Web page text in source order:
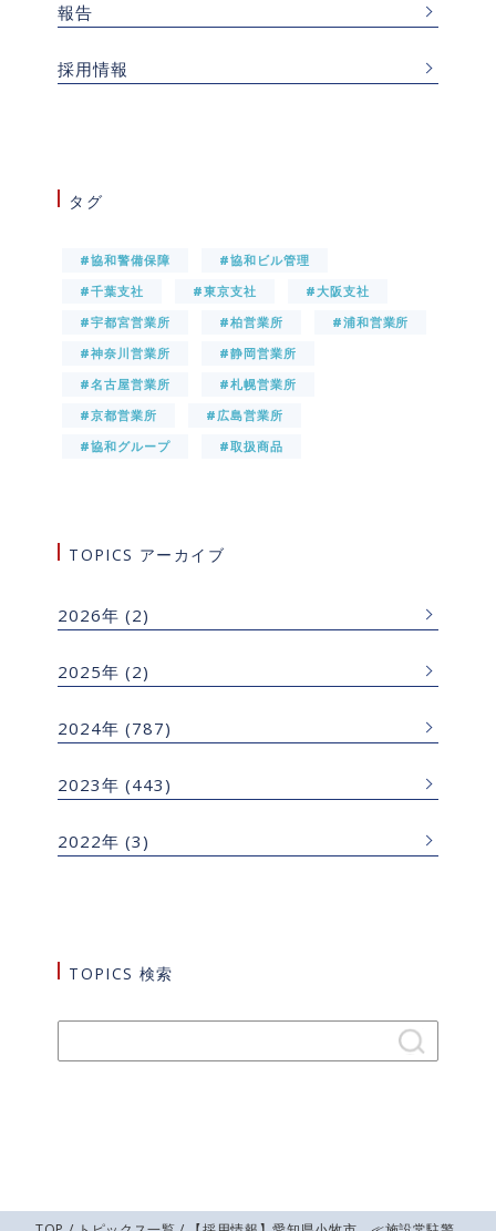
報告
採用情報
タグ
#協和警備保障
#協和ビル管理
#千葉支社
#東京支社
#大阪支社
#宇都宮営業所
#柏営業所
#浦和営業所
#神奈川営業所
#静岡営業所
#名古屋営業所
#札幌営業所
#京都営業所
#広島営業所
#協和グループ
#取扱商品
TOPICS アーカイブ
2026年 (2)
2025年 (2)
2024年 (787)
2023年 (443)
2022年 (3)
TOPICS 検索